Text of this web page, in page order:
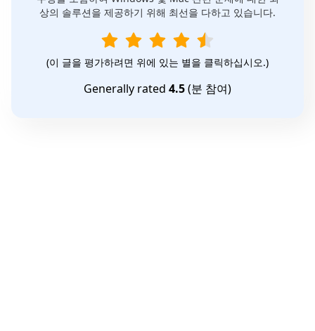
상의 솔루션을 제공하기 위해 최선을 다하고 있습니다.
(이 글을 평가하려면 위에 있는 별을 클릭하십시오.)
Generally rated 4.5(분 참여)